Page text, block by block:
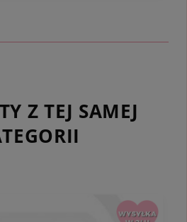
Z TEJ SAMEJ